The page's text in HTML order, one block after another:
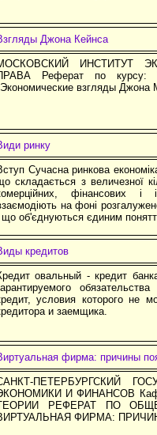
Джона Кейнса
ИНСТИТУТ
Реферат по курсу:
взгляды Джона
ринку
Сучасна ринкова
складається з величезної
фінансових
на фоні
що об'єднуються єдиним
кредитов
овальный - кредит
условия которого не
и заемщика.
фирма: причины
ПЕТЕРБУРГСКИЙ
И ФИНАНСОВ
РЕФЕРАТ ПО
ФИРМА: